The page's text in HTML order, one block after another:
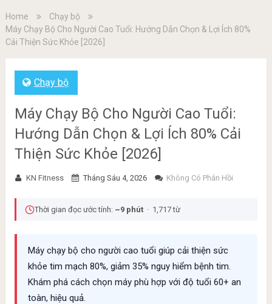
Home
Chạy bộ
Máy Chạy Bộ Cho Người Cao Tuổi: Hướng Dẫn Chọn & Lợi Ích 80%
Cải Thiện Sức Khỏe [2026]
Chạy bộ
Máy Chạy Bộ Cho Người Cao Tuổi:
Hướng Dẫn Chọn & Lợi Ích 80% Cải
Thiện Sức Khỏe [2026]
KN Fitness Tháng Sáu 4, 2026 Không Có Phản Hồi
Thời gian đọc ước tính: ~9 phút· 1,717 từ
Máy chạy bộ cho người cao tuổi giúp cải thiện sức
khỏe tim mạch 80%, giảm 35% nguy hiểm bệnh tim.
Khám phá cách chọn máy phù hợp với độ tuổi 60+ an
toàn, hiệu quả.